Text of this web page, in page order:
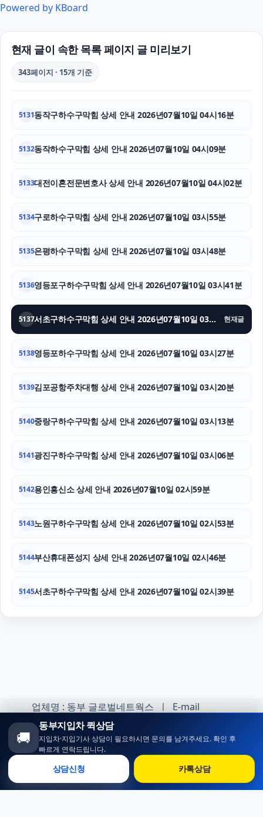
중랑하수구막힘
의정부이혼전문변호사
도지티켓
강남상간녀소송변호사
용인형사변호사
폰테크
Powered by KBoard
현재 글이 속한 목록 페이지 글 미리보기
343페이지 · 15개 기준
5131동작구하수구막힘 상세 안내 2026년07월10일 04시16분
5132동작하수구막힘 상세 안내 2026년07월10일 04시09분
5133대전이혼전문변호사 상세 안내 2026년07월10일 04시02분
5134구로하수구막힘 상세 안내 2026년07월10일 03시55분
5135은평하수구막힘 상세 안내 2026년07월10일 03시48분
5136영등포구하수구막힘 상세 안내 2026년07월10일 03시41분
5137 서초구하수구막힘 상세 안내 2026년07월10일 03시34분 현재글
5138영등포하수구막힘 상세 안내 2026년07월10일 03시27분
5139김포공항주차대행 상세 안내 2026년07월10일 03시20분
5140중랑구하수구막힘 상세 안내 2026년07월10일 03시13분
5141광진구하수구막힘 상세 안내 2026년07월10일 03시06분
5142용인흥신소 상세 안내 2026년07월10일 02시59분
5143노원구하수구막힘 상세 안내 2026년07월10일 02시53분
5144부산휴대폰성지 상세 안내 2026년07월10일 02시46분
5145서초구하수구막힘 상세 안내 2026년07월10일 02시39분
업체명 : 동부 글로벌네트웍스 ㅣ E-mail
:minhoh1@naver.com
카카오톡 오픈채팅 :
https://open.kakao.com/o/sqlsXOji
Copyright ⓒ 동부 지입차 All rights reserved.
🚚
동부지입차 퀵상담
지입차·지입기사 상담이 필요하시면 문의를 남겨주세요. 확인 후
빠르게 연락드립니다.
상담신청 카톡상담